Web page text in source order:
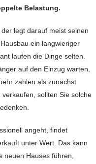
Belastung.
legt darauf meist seinen
ein langwieriger
laufen die Dinge selten.
auf den Einzug warten,
zahlen als zunächst
sollten Sie solche
angeht, findet
unter Wert. Das kann
neuen Hauses führen,